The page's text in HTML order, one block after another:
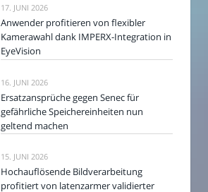
17. JUNI 2026
Anwender profitieren von flexibler
Kamerawahl dank IMPERX-Integration in
EyeVision
16. JUNI 2026
Ersatzansprüche gegen Senec für
gefährliche Speichereinheiten nun
geltend machen
15. JUNI 2026
Hochauflösende Bildverarbeitung
profitiert von latenzarmer validierter